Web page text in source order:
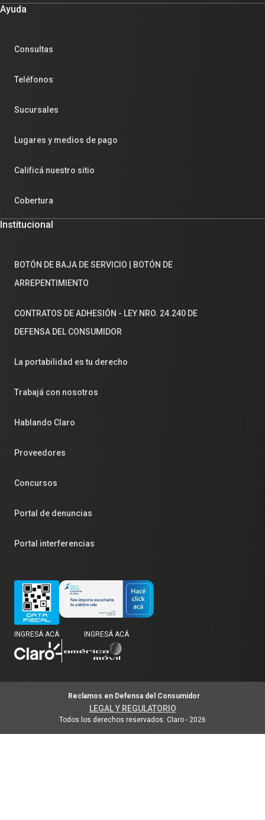
Ayuda
Consultas
Teléfonos
Sucursales
Lugares y medios de pago
Calificá nuestro sitio
Cobertura
Institucional
BOTÓN DE BAJA DE SERVICIO | BOTÓN DE
ARREPENTIMIENTO
CONTRATOS DE ADHESIÓN - LEY NRO. 24.240 DE
DEFENSA DEL CONSUMIDOR
La portabilidad es tu derecho
Trabajá con nosotros
Hablando Claro
Proveedores
Concursos
Portal de denuncias
Portal interferencias
INGRESÁ ACÁ INGRESÁ ACÁ
Todos los derechos reservados. Claro - 2026
LEGAL Y REGULATORIO
Reclamos en Defensa del Consumidor